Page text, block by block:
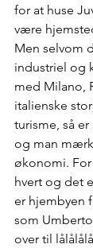
for at huse
være
Men selvom
industriel og
med Milano,
italienske
turisme, så
og man
økonomi.
hvert og det
er hjembyen
som
over til